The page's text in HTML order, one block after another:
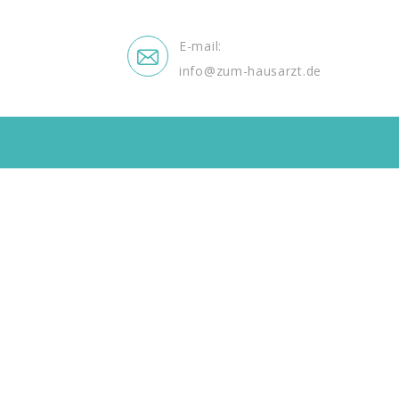
E-mail
info@zum-hausarzt.de